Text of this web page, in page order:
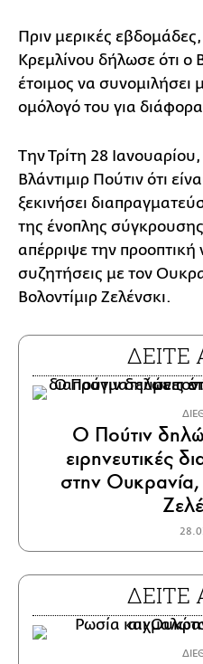
Πριν μερικές
Κρεμλίνου δήλωσε ότι ο
έτοιμος να συνομιλήσει
ομόλογό του για
Την Τρίτη 28
Βλάντιμιρ Πούτιν ότι
ξεκινήσει
της ένοπλης
απέρριψε την προοπτική
συζητήσεις με τον
Βολοντίμιρ Ζελένσκι.
Ο Πούτιν
ειρηνευτικές
στην